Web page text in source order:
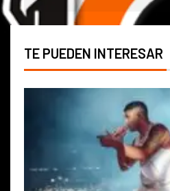
TE PUEDEN INTERESAR